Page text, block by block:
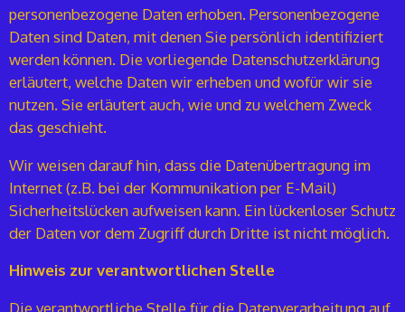
personenbezogene Daten erhoben. Personenbezogene
Daten sind Daten, mit denen Sie persönlich identifiziert
werden können. Die vorliegende Datenschutzerklärung
erläutert, welche Daten wir erheben und wofür wir sie
nutzen. Sie erläutert auch, wie und zu welchem Zweck
das geschieht.
Wir weisen darauf hin, dass die Datenübertragung im
Internet (z.B. bei der Kommunikation per E-Mail)
Sicherheitslücken aufweisen kann. Ein lückenloser Schutz
der Daten vor dem Zugriff durch Dritte ist nicht möglich.
Hinweis zur verantwortlichen Stelle
Die verantwortliche Stelle für die Datenverarbeitung auf